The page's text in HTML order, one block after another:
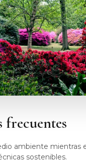
frecuentes
ambiente mientras
sostenibles.